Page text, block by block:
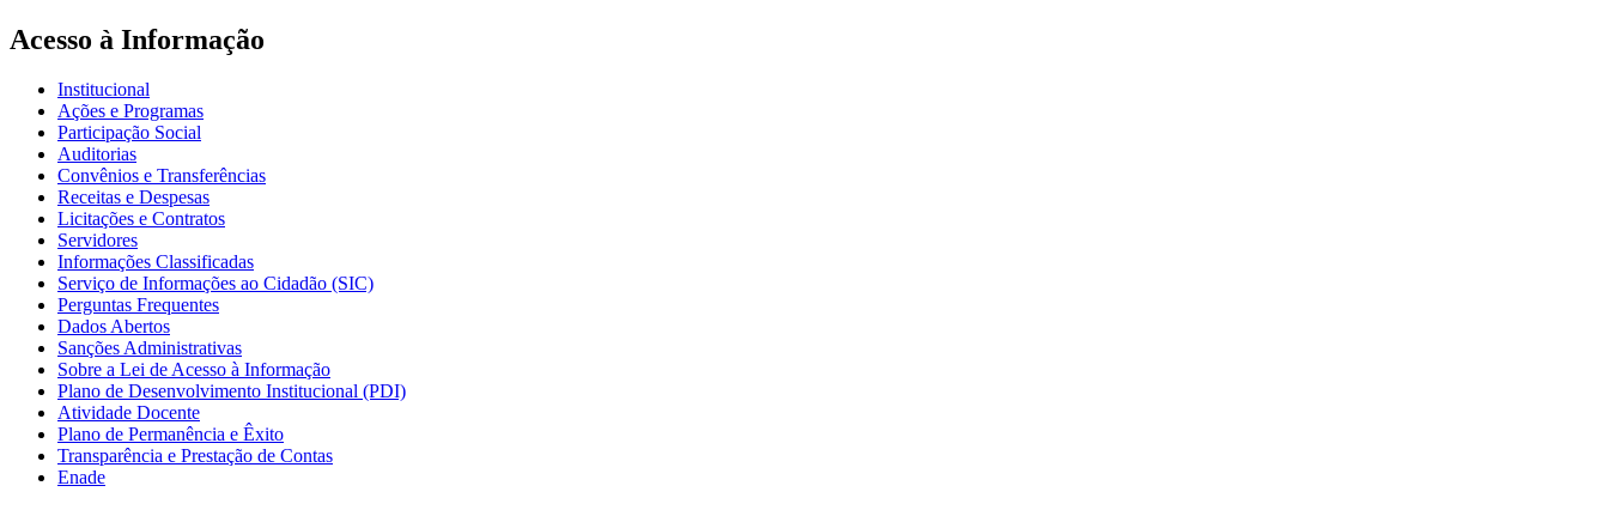
Acesso à Informação
Institucional
Ações e Programas
Participação Social
Auditorias
Convênios e Transferências
Receitas e Despesas
Licitações e Contratos
Servidores
Informações Classificadas
Serviço de Informações ao Cidadão (SIC)
Perguntas Frequentes
Dados Abertos
Sanções Administrativas
Sobre a Lei de Acesso à Informação
Plano de Desenvolvimento Institucional (PDI)
Atividade Docente
Plano de Permanência e Êxito
Transparência e Prestação de Contas
Enade